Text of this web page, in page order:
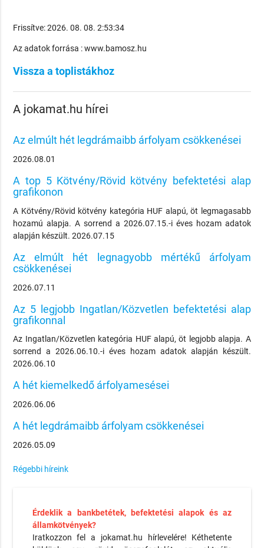
Frissítve: 2026. 08. 08. 2:53:34
Az adatok forrása : www.bamosz.hu
Vissza a toplistákhoz
A jokamat.hu hírei
Az elmúlt hét legdrámaibb árfolyam csökkenései
2026.08.01
A top 5 Kötvény/Rövid kötvény befektetési alap
grafikonon
A Kötvény/Rövid kötvény kategória HUF alapú, öt legmagasabb
hozamú alapja. A sorrend a 2026.07.15.-i éves hozam adatok
alapján készült. 2026.07.15
Az elmúlt hét legnagyobb mértékű árfolyam
csökkenései
2026.07.11
Az 5 legjobb Ingatlan/Közvetlen befektetési alap
grafikonnal
Az Ingatlan/Közvetlen kategória HUF alapú, öt legjobb alapja. A
sorrend a 2026.06.10.-i éves hozam adatok alapján készült.
2026.06.10
A hét kiemelkedő árfolyamesései
2026.06.06
A hét legdrámaibb árfolyam csökkenései
2026.05.09
Régebbi híreink
Érdeklik a bankbetétek, befektetési alapok és az
államkötvények?
Iratkozzon fel a jokamat.hu hírlevelére! Kéthetente